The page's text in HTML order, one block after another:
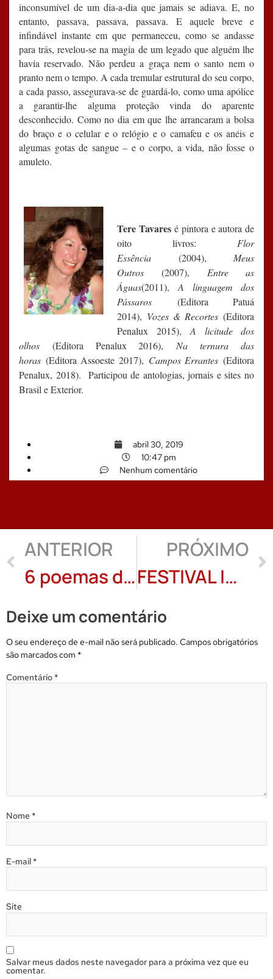
inconsumível de um dia-a-dia que jamais se adiava. E, no
entanto, passava, passava, passava. E aquele breve e
infindável instante em que permaneceu, como se andasse
para trás, revelou-se na magia de um legado que alguém lhe
havia reservado. Não perdeu a graça nem o santo nem o
pranto nem o tempo. A cada tremular estrutural do seu corpo,
a cada passo, assegurava-se de guardá-lo, como uma apólice
a garantir-lhe alguma proteção vinda do aparente
desconhecido. Como no dia em que lhe arrancaram a bolsa
do braço e o celular e o relógio e o camafeu e os anéis e
algumas gotas de sangue – e o corpo, a vida, não fosse o
amuleto.
Tere Tavaresé pintora e autora de
oito livros: Flor
Essência (2004), Meus
Outros (2007), Entre as
Águas(2011),A linguagem dos
Pássaros (Editora Patuá
2014), Vozes & Recortes (Editora
Penalux 2015), A licitude dos
olhos (Editora Penalux 2016), Na ternura das
horas (Editora Assoeste 2017), Campos Errantes(Editora
Penalux, 2018). Participou de antologias, jornais e sites no
Brasil e Exterior.
abril 30, 2019
10:47 pm
Nenhum comentário
ANTERIOR
6 poemas de Alex Franco
PRÓXIMO
FESTIVAL INTERNACIONAL VAPOESÍA ARGENTINA: breve histórico
Deixe um comentário
O seu endereço de e-mail não será publicado. Campos obrigatórios
são marcados com *
Comentário *
Nome *
E-mail *
Site
Salvar meus dados neste navegador para a próxima vez que eu
comentar.